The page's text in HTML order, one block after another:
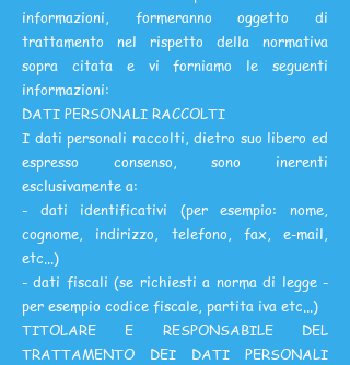
informazioni, formeranno oggetto di
trattamento nel rispetto della normativa
sopra citata e vi forniamo le seguenti
informazioni:
DATI PERSONALI RACCOLTI
I dati personali raccolti, dietro suo libero ed
espresso consenso, sono inerenti
esclusivamente a:
- dati identificativi (per esempio: nome,
cognome, indirizzo, telefono, fax, e-mail,
etc...)
- dati fiscali (se richiesti a norma di legge -
per esempio codice fiscale, partita iva etc...)
TITOLARE E RESPONSABILE DEL
TRATTAMENTO DEI DATI PERSONALI